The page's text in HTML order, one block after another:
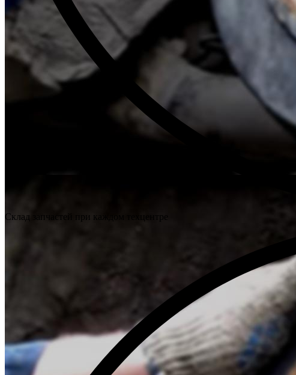
Склад запчастей при каждом техцентре